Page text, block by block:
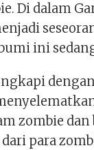
Di dalam
ini
zombie dan
para